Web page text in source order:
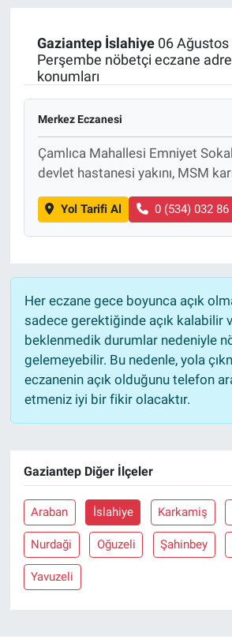
Gaziantep İslahiye06 Ağustos
Perşembe nöbetçi eczane
konumları
Merkez Eczanesi
Çamlıca Mahallesi Emniyet
devlet hastanesi yakını, MSM
Yol Tarifi Al 0 (534) 032 86
Her eczane gece boyunca açık
sadece gerektiğinde açık kalabilir
beklenmedik durumlar nedeniyle
gelemeyebilir. Bu nedenle, yola
eczanenin açık olduğunu telefon
etmeniz iyi bir fikir olacaktır.
Gaziantep Diğer İlçeler
Araban İslahiye Karkamiş
Nurdaği Oğuzeli Şahinbey
Yavuzeli
Resmi İlanlar
Son Dakika